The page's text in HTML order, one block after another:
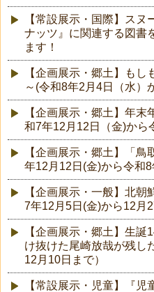
【常設展示・国際】ス
ナッツ』に関連する図書
ます！
【企画展示・郷土】も
～(令和8年2月4日（水）
【企画展示・郷土】年
和7年12月12日（金)から
【企画展示・郷土】「
年12月12日(金)から令和
【企画展示・一般】北
7年12月5日(金)から12月
【企画展示・郷土】生
け抜けた尾崎放哉が残し
12月10日まで）
【常設展示・児童】『児